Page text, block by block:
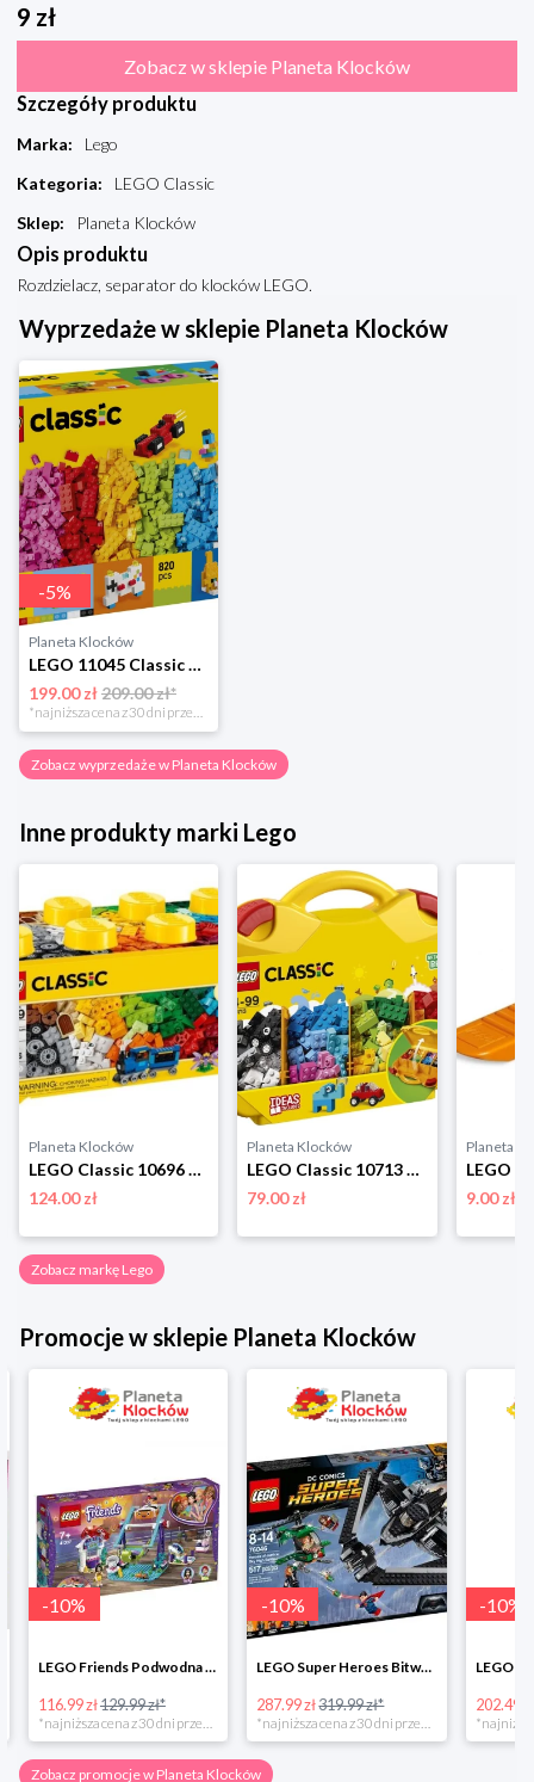
9 zł
Zobacz w sklepie Planeta Klocków
Szczegóły produktu
Marka:
Lego
Kategoria:
LEGO Classic
Sklep: Planeta Klocków
Opis produktu
Rozdzielacz, separator do klocków LEGO.
Wyprzedaże w sklepie Planeta Klocków
-5%
Planeta Klocków
LEGO 11045 Classic Kreatywne kolorowe klocki Lego
199.00 zł209.00 zł*
*najniższa cena z 30 dni przed obniżką
Zobacz wyprzedaże w Planeta Klocków
Inne produkty marki Lego
Planeta Klocków
LEGO Classic 10696 Kreatywne klocki LEGO, średnie pudełko Lego
124.00 zł
Planeta Klocków
LEGO Classic 10713 Kreatywna walizka Lego
79.00 zł
Planeta
9.00 zł
Zobacz markę Lego
Promocje w sklepie Planeta Klocków
10%
LEGO Friends Podwodna Frajda w super cenie
116.99 zł129.99 zł*
*najniższa cena z 30 dni przed obniżką
10%
LEGO Super Heroes Bitwa powietrzna w super cenie
287.99 zł319.99 zł*
*najniższa cena z 30 dni przed obniżką
10%
202.49 zł
Zobacz promocje w Planeta Klocków